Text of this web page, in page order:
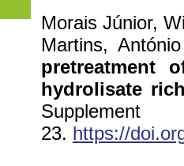
Morais Júnior,
Martins,
pretreatment
hydrolisate
23. https://